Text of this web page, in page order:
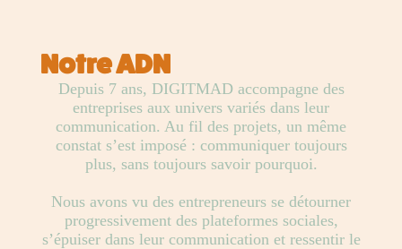
Notre ADN
Depuis 7 ans, DIGITMAD accompagne des
entreprises aux univers variés dans leur
communication. Au fil des projets, un même
constat s’est imposé : communiquer toujours
plus, sans toujours savoir pourquoi.
Nous avons vu des entrepreneurs se détourner
progressivement des plateformes sociales,
s’épuiser dans leur communication et ressentir le